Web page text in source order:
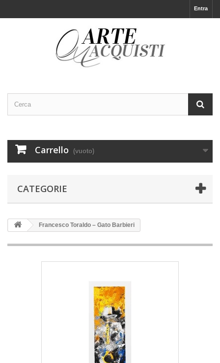
Entra
Carrello (vuoto)
CATEGORIE
Francesco Toraldo – Gato Barbieri